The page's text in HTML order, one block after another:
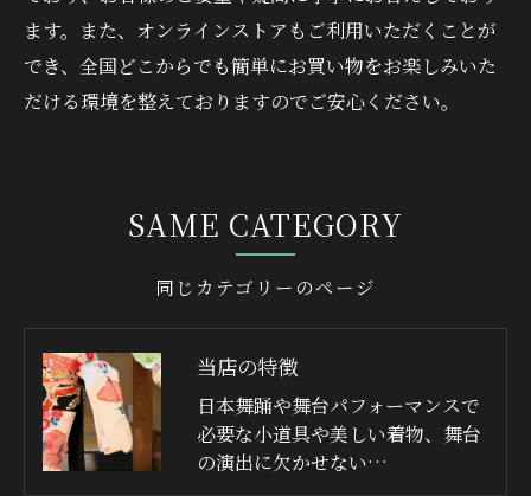
ます。また、オンラインストアもご利用いただくことが
でき、全国どこからでも簡単にお買い物をお楽しみいた
だける環境を整えておりますのでご安心ください。
同じカテゴリーのページ
SAME CATEGORY
当店の特徴
日本舞踊や舞台パフォーマンスで
必要な小道具や美しい着物、舞台
の演出に欠かせない…